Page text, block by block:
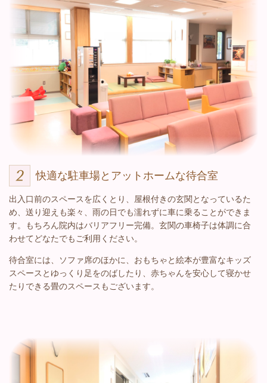
快適な駐車場とアットホームな待合室
出入口前のスペースを広くとり、屋根付きの玄関となっているた
め、送り迎えも楽々、雨の日でも濡れずに車に乗ることができま
す。もちろん院内はバリアフリー完備。玄関の車椅子は体調に合
わせてどなたでもご利用ください。
待合室には、ソファ席のほかに、おもちゃと絵本が豊富なキッズ
スペースとゆっくり足をのばしたり、赤ちゃんを安心して寝かせ
たりできる畳のスペースもございます。